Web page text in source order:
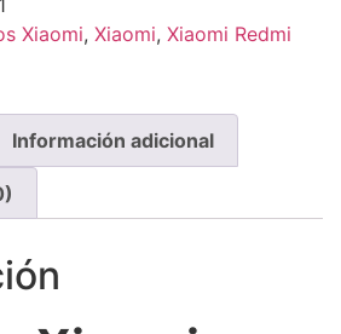
Xiaomi, Xiaomi, Xiaomi Redmi
Información adicional